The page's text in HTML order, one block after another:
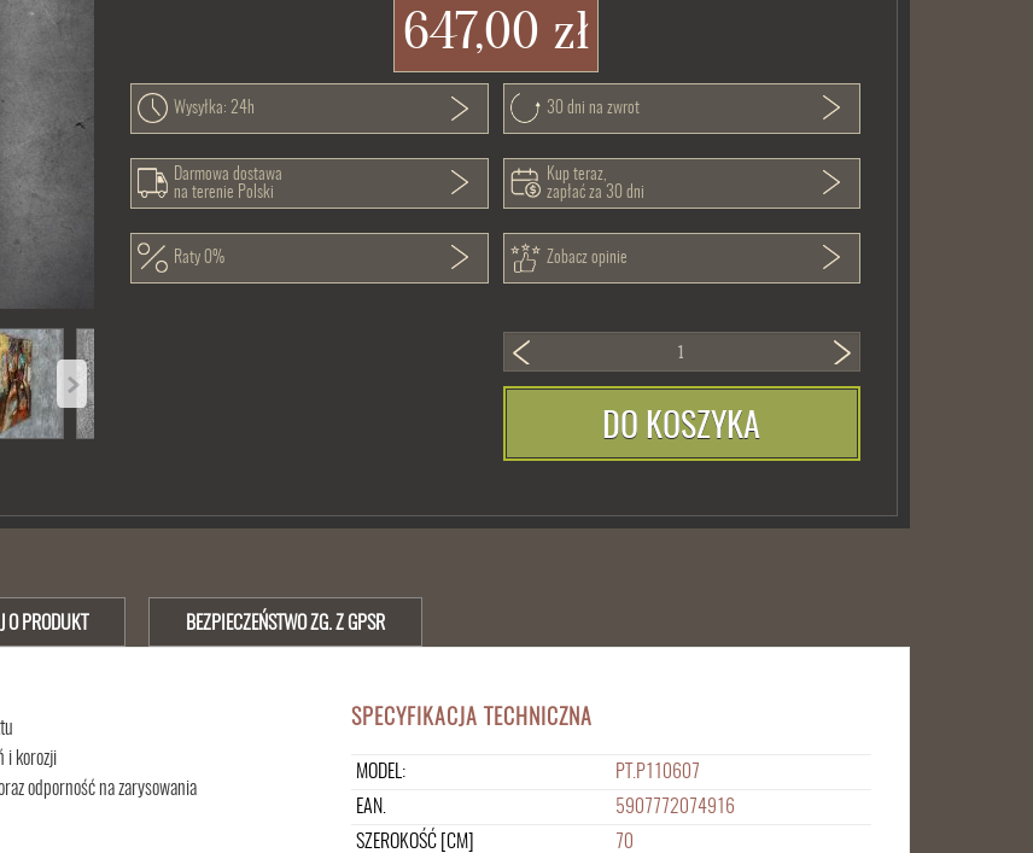
647,00 zł
Wysyłka: 24h 30 dni na zwrot
Darmowa dostawa
na terenie Polski
Kup teraz,
zapłać za 30 dni
Raty 0% Zobacz opinie
DO KOSZYKA
i korozji
odporność na zarysowania
SPECYFIKACJA TECHNICZNA
MODEL:
PT.P110607
EAN.
5907772074916
SZEROKOŚĆ [CM]
70
O PRODUKT BEZPIECZEŃSTWO ZG. Z GPSR